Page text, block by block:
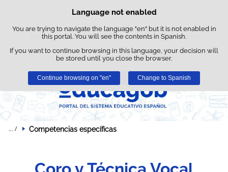
Cookie Policy
This website uses its own cookies to facilitate browsing and third-
party cookies to obtain usage and satisfaction statistics.
You can get more information in the "Cookies" section of ourlegal
notice.
Accept Reject
Language not enabled
You are trying to navigate the language "en" but it is not enabled in
this portal. You will see the contents in Spanish.
If you want to continue browsing in this language, your decision will
be stored until you close the browser.
Continue browsing on "en" Change to Spanish
Skip to content
Competencias específicas